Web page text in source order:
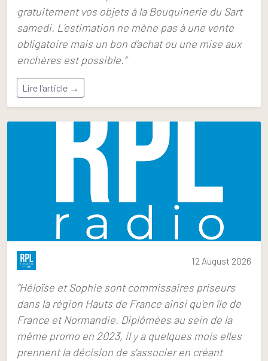
gratuitement vos objets à la Bouquinerie du Sart
samedi. L’estimation ne mène pas à une vente
obligatoire mais un bon d’achat ou une mise aux
enchères est possible.”
Lire l'article →
12 August 2026
“Héloïse et Sophie sont commissaires priseurs
dans la région Hauts de France ainsi qu'en île de
France et Normandie. Diplômées au sein de la
même promo en 2023, il y a quelques mois elles
prennent la décision de s'associer en créant